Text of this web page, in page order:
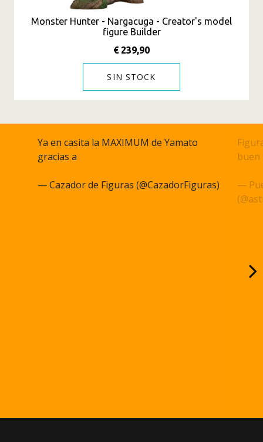
Monster Hunter - Nargacuga - Creator's model
figure Builder
€ 239,90
SIN STOCK
Ya en casita la MAXIMUM de Yamato
gracias a
— Cazador de Figuras (@CazadorFiguras)
—